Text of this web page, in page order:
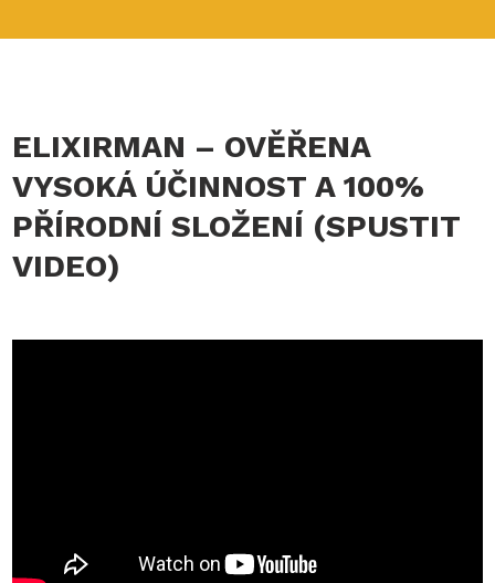
ELIXIRMAN – OVĚŘENA
VYSOKÁ ÚČINNOST A 100%
PŘÍRODNÍ SLOŽENÍ (SPUSTIT
VIDEO)